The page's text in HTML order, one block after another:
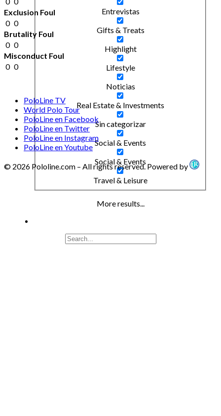
Entrevistas
Gifts & Treats
Highlight
Lifestyle
Noticias
Real Estate & Investments
Sin categorizar
Social & Events
Social & Events
Travel & Leisure
More results...
Exclusion Foul
0 0
Brutality Foul
0 0
Misconduct Foul
0 0
PoloLine TV
World Polo Tour
PoloLine en Facebook
PoloLine en Twitter
PoloLine en Instagram
PoloLine en Youtube
© 2026 Pololine.com – All rights reserved. Powered by